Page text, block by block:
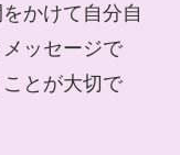
かけて自分自
ッセージで
とが大切で